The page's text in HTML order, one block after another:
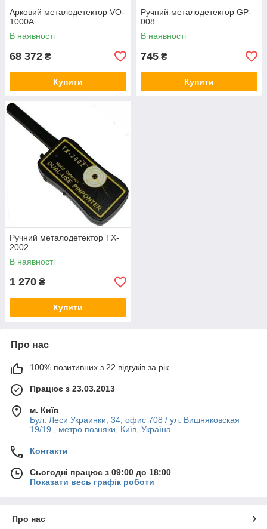
Арковий металодетектор VO-
1000A
В наявності
68 372 ₴
Купити
Ручний металодетектор GP-
008
В наявності
745 ₴
Купити
Ручний металодетектор TX-
2002
В наявності
1 270 ₴
Купити
Про нас
100% позитивних з 22 відгуків за рік
Працює з 23.03.2013
м. Київ
Бул. Леси Украинки, 34, офис 708 / ул. Вишняковская
19/19 , метро позняки, Київ, Україна
Контакти
Сьогодні працює з 09:00 до 18:00
Показати весь графік роботи
Про нас